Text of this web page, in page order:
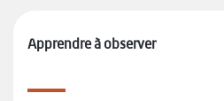
Apprendre à observer